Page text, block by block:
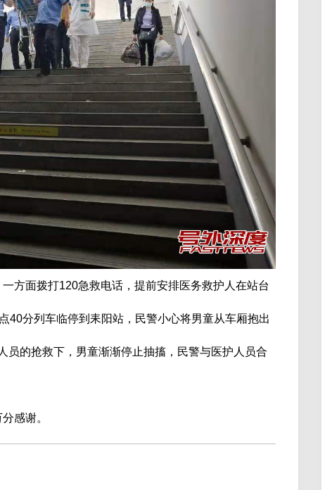
面拨打120急救电话，提前安排医务救护人在站台
40分列车临停到耒阳站，民警小心将男童从车厢抱出
员的抢救下，男童渐渐停止抽搐，民警与医护人员合
感谢。